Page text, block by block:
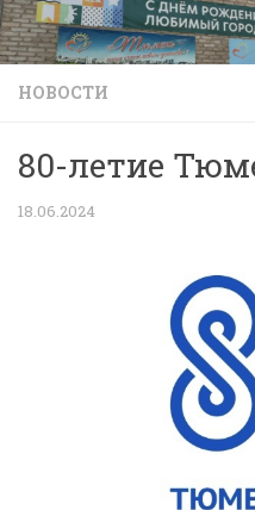
НОВОСТИ
80-летие
18.06.2024